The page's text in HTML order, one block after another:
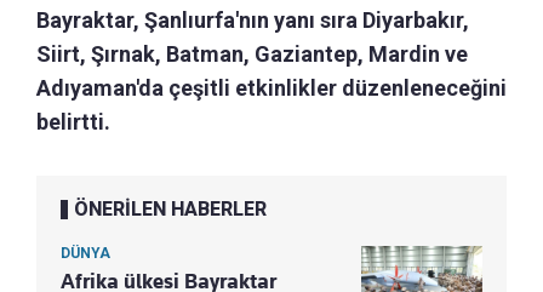
Bayraktar, Şanlıurfa'nın yanı sıra Diyarbakır,
Siirt, Şırnak, Batman, Gaziantep, Mardin ve
Adıyaman'da çeşitli etkinlikler düzenleneceğini
belirtti.
ÖNERİLEN HABERLER
DÜNYA
Afrika ülkesi Bayraktar